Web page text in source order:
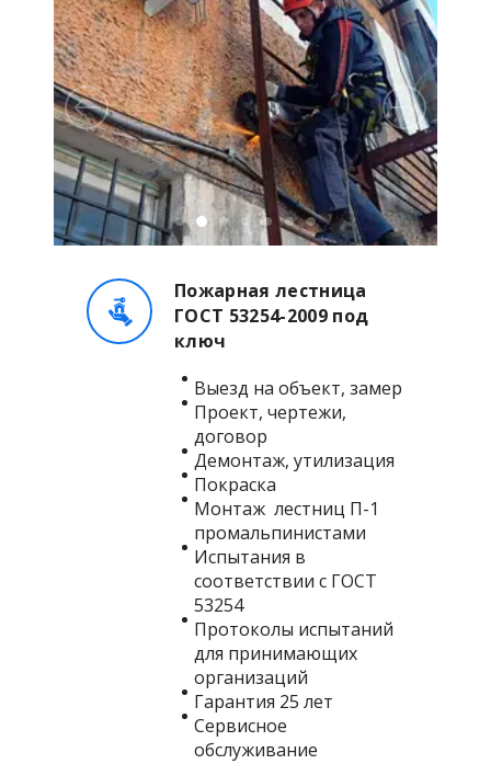
Пожарная лестница
ГОСТ 53254-2009 под
ключ
Выезд на объект, замер
Проект, чертежи,
договор
Демонтаж, утилизация
Покраска
Монтаж лестниц П-1
промальпинистами
Испытания в
соответствии с ГОСТ
53254
Протоколы испытаний
для принимающих
организаций
Гарантия 25 лет
Сервисное
обслуживание